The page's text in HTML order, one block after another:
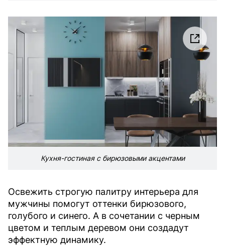
Кухня-гостиная с бирюзовыми акцентами
Освежить строгую палитру интерьера для
мужчины помогут оттенки бирюзового,
голубого и синего. А в сочетании с черным
цветом и теплым деревом они создадут
эффектную динамику.